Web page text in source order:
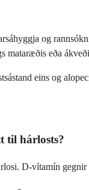
og
eða
eins og
til hárlosts?
D-vítamín